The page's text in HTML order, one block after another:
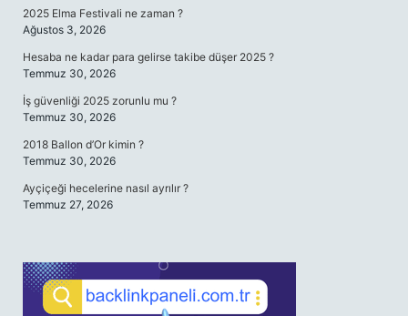
2025 Elma Festivali ne zaman ?
Ağustos 3, 2026
Hesaba ne kadar para gelirse takibe düşer 2025 ?
Temmuz 30, 2026
İş güvenliği 2025 zorunlu mu ?
Temmuz 30, 2026
2018 Ballon d’Or kimin ?
Temmuz 30, 2026
Ayçiçeği hecelerine nasıl ayrılır ?
Temmuz 27, 2026